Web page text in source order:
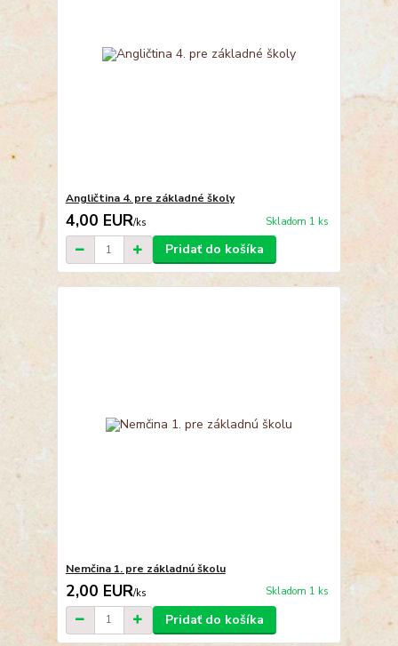
Angličtina 4. pre základné školy
4,00 EUR/ks Skladom 1 ks
Pridať do košíka
Nemčina 1. pre základnú školu
2,00 EUR/ks Skladom 1 ks
Pridať do košíka